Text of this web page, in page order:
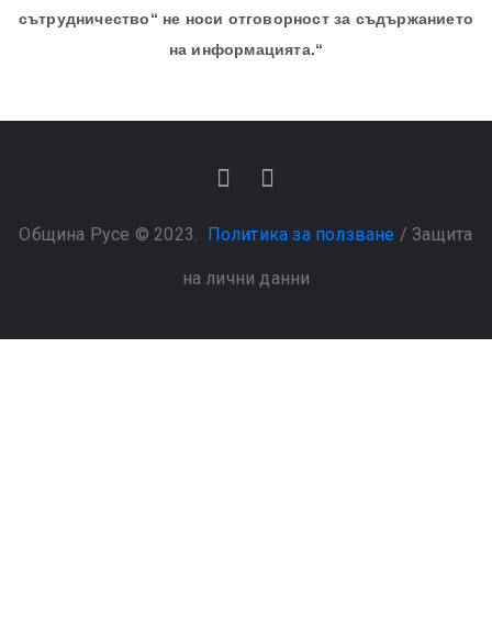
сътрудничество“ не носи отговорност за съдържанието
на информацията.“
Община Русе © 2023. Политика за ползване / Защита
на лични данни